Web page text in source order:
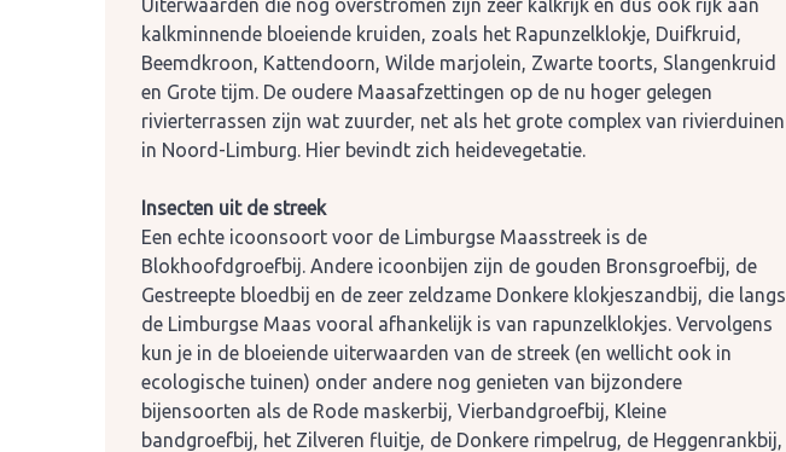
Uiterwaarden die nog overstromen zijn zeer kalkrijk en dus ook rijk aan
kalkminnende bloeiende kruiden, zoals het Rapunzelklokje, Duifkruid,
Beemdkroon, Kattendoorn, Wilde marjolein, Zwarte toorts, Slangenkruid
en Grote tijm. De oudere Maasafzettingen op de nu hoger gelegen
rivierterrassen zijn wat zuurder, net als het grote complex van rivierduinen
in Noord-Limburg. Hier bevindt zich heidevegetatie.
Insecten uit de streek
Een echte icoonsoort voor de Limburgse Maasstreek is de
Blokhoofdgroefbij. Andere icoonbijen zijn de gouden Bronsgroefbij, de
Gestreepte bloedbij en de zeer zeldzame Donkere klokjeszandbij, die langs
de Limburgse Maas vooral afhankelijk is van rapunzelklokjes. Vervolgens
kun je in de bloeiende uiterwaarden van de streek (en wellicht ook in
ecologische tuinen) onder andere nog genieten van bijzondere
bijensoorten als de Rode maskerbij, Vierbandgroefbij, Kleine
bandgroefbij, het Zilveren fluitje, de Donkere rimpelrug, de Heggenrankbij,